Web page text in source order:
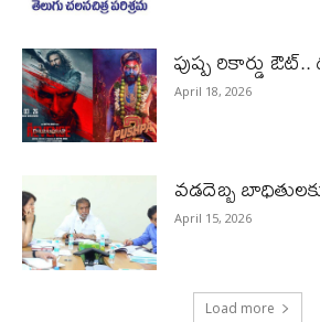
పుష్ప రికార్డు
April 18, 2026
వడదెబ్బ
April 15, 2026
Load more